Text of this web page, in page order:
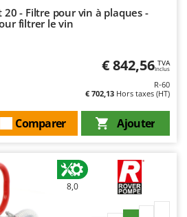
20 - Filtre pour vin à plaques -
filtrer le vin
€ 842,56 TVA
Inclus
R-60
€ 702,13 Hors taxes (HT)
Ajouter
Comparer
8,0